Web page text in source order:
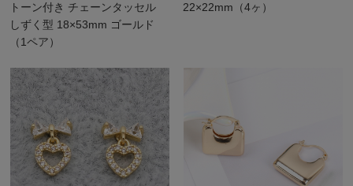
トーン付き チェーンタッセル
しずく型 18×53mm ゴールド
（1ペア）
22×22mm（4ヶ）